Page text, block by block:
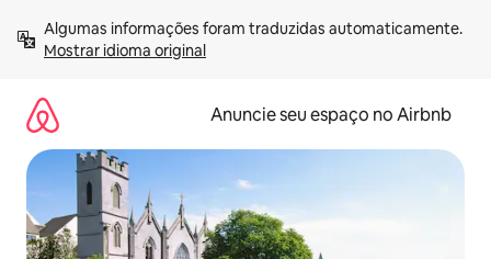
para
Mostrar idioma original
Anuncie seu espaço no Airbnb